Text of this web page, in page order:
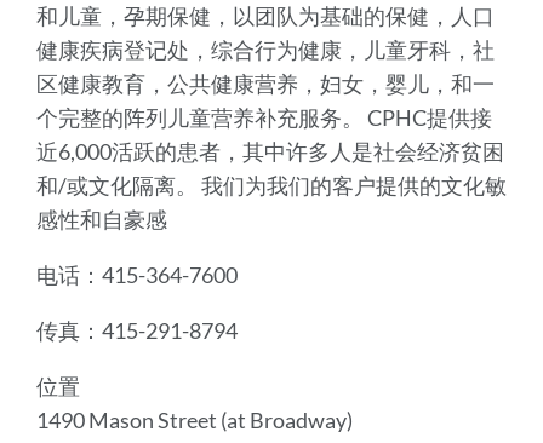
和儿童，孕期保健，以团队为基础的保健，人口
健康疾病登记处，综合行为健康，儿童牙科，社
区健康教育，公共健康营养，妇女，婴儿，和一
个完整的阵列儿童营养补充服务。 CPHC提供接
近6,000活跃的患者，其中许多人是社会经济贫困
和/或文化隔离。 我们为我们的客户提供的文化敏
感性和自豪感
电话：415-364-7600
传真：415-291-8794
位置
1490 Mason Street (at Broadway)